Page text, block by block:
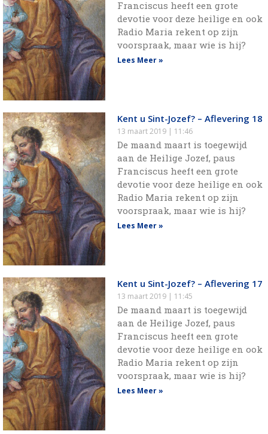
Franciscus heeft een grote
devotie voor deze heilige en ook
Radio Maria rekent op zijn
voorspraak, maar wie is hij?
Lees Meer »
Kent u Sint-Jozef? – Aflevering 18
13 maart 2019 11:46
De maand maart is toegewijd
aan de Heilige Jozef, paus
Franciscus heeft een grote
devotie voor deze heilige en ook
Radio Maria rekent op zijn
voorspraak, maar wie is hij?
Lees Meer »
Kent u Sint-Jozef? – Aflevering 17
13 maart 2019 11:45
De maand maart is toegewijd
aan de Heilige Jozef, paus
Franciscus heeft een grote
devotie voor deze heilige en ook
Radio Maria rekent op zijn
voorspraak, maar wie is hij?
Lees Meer »